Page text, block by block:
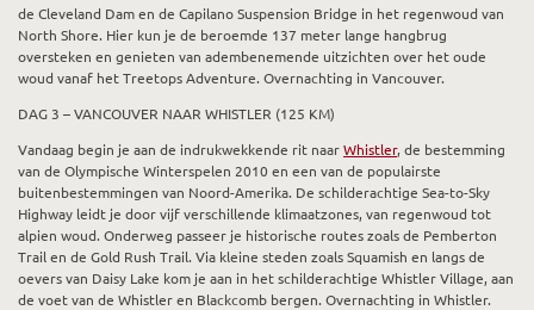
de Cleveland Dam en de Capilano Suspension Bridge in het regenwoud van
North Shore. Hier kun je de beroemde 137 meter lange hangbrug
oversteken en genieten van adembenemende uitzichten over het oude
woud vanaf het Treetops Adventure. Overnachting in Vancouver.
DAG 3 – VANCOUVER NAAR WHISTLER (125 KM)
Vandaag begin je aan de indrukwekkende rit naarWhistler, de bestemming
van de Olympische Winterspelen 2010 en een van de populairste
buitenbestemmingen van Noord-Amerika. De schilderachtige Sea-to-Sky
Highway leidt je door vijf verschillende klimaatzones, van regenwoud tot
alpien woud. Onderweg passeer je historische routes zoals de Pemberton
Trail en de Gold Rush Trail. Via kleine steden zoals Squamish en langs de
oevers van Daisy Lake kom je aan in het schilderachtige Whistler Village, aan
de voet van de Whistler en Blackcomb bergen. Overnachting in Whistler.